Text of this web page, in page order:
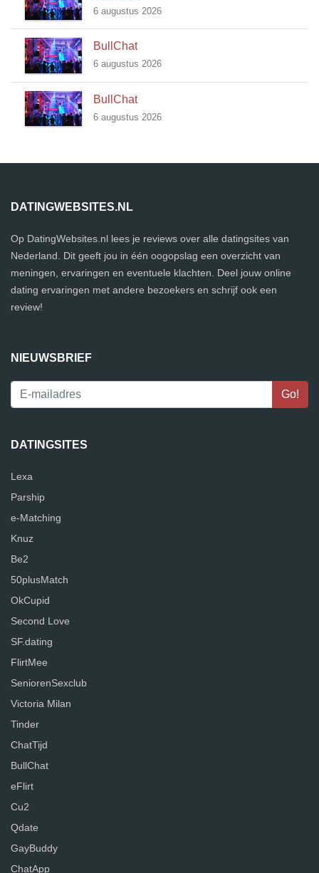
6 augustus 2026
BullChat
6 augustus 2026
BullChat
6 augustus 2026
DATINGWEBSITES.NL
Op DatingWebsites.nl lees je reviews over alle datingsites van
Nederland. Dit geeft jou in één oogopslag een overzicht van
meningen, ervaringen en eventuele klachten. Deel jouw online
dating ervaringen met andere bezoekers en schrijf ook een
review!
NIEUWSBRIEF
DATINGSITES
Lexa
Parship
e-Matching
Knuz
Be2
50plusMatch
OkCupid
Second Love
SF.dating
FlirtMee
SeniorenSexclub
Victoria Milan
Tinder
ChatTijd
BullChat
eFlirt
Cu2
Qdate
GayBuddy
ChatApp